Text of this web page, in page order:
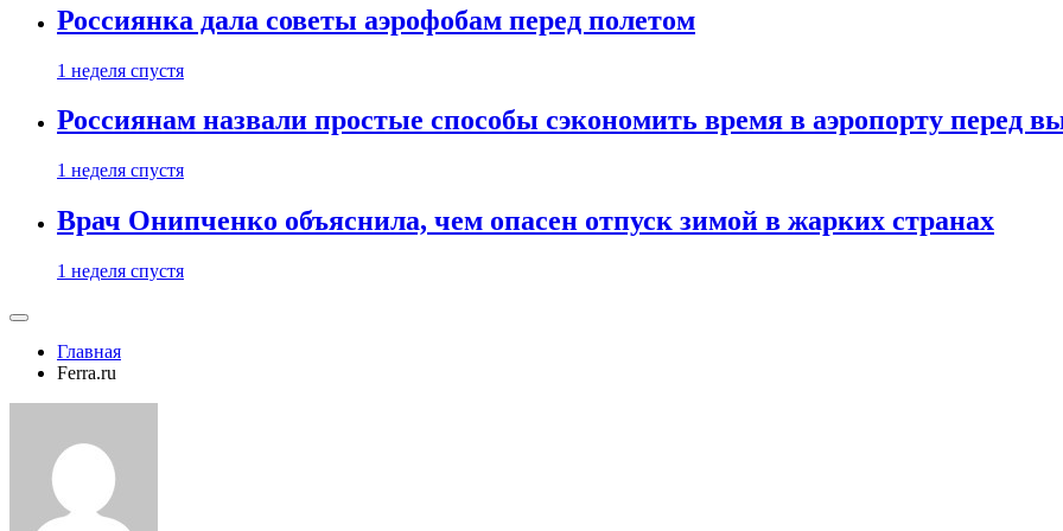
Россиянка дала советы аэрофобам перед полетом
1 неделя спустя
Россиянам назвали простые способы сэкономить время в аэропорту перед
1 неделя спустя
Врач Онипченко объяснила, чем опасен отпуск зимой в жарких странах
1 неделя спустя
Главная
Ferra.ru